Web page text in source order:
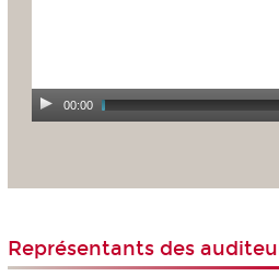
00:00
Représentants des